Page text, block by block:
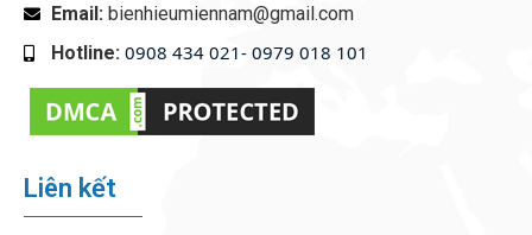
Email: bienhieumiennam@gmail.com
Hotline: 0908 434 021- 0979 018 101
Liên kết